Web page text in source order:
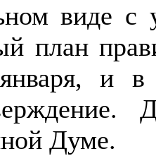
виде с
план
и в
Думе.